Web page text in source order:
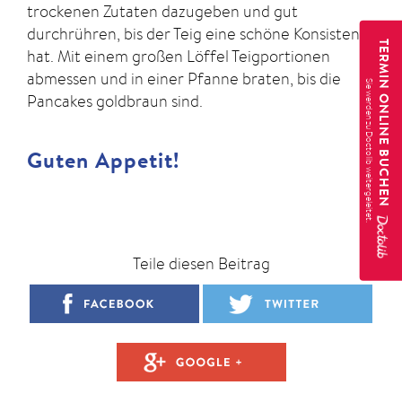
trockenen Zutaten dazugeben und gut
durchrühren, bis der Teig eine schöne Konsistenz
hat. Mit einem großen Löffel Teigportionen
abmessen und in einer Pfanne braten, bis die
Pancakes goldbraun sind.
Guten Appetit!
Teile diesen Beitrag
Kein Karneval
ohne Berliner
TERMIN ONLINE BUCHEN